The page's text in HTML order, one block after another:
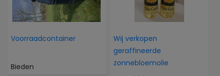
Voorraadcontainer
Bieden
Wij verkopen
geraffineerde
zonnebloemolie